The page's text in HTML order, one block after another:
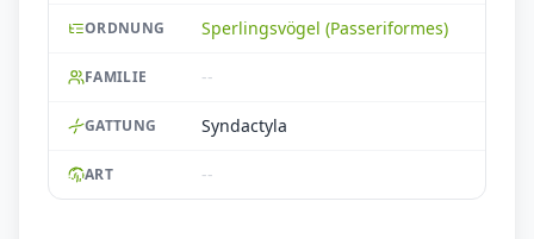
ORDNUNG Sperlingsvögel (Passeriformes)
FAMILIE --
GATTUNG Syndactyla
ART --